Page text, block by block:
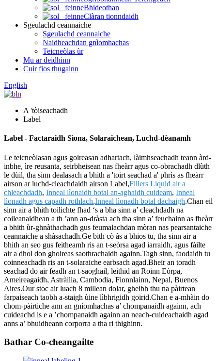
Bhideothan
Clàran tionndaidh
Sgeulachd ceannaiche
Sgeulachd ceannaiche
Naidheachdan gnìomhachas
Teicneòlas ùr
Mu ar deidhinn
Cuir fios thugainn
English
A 'tòiseachadh
Label
Label - Factaraidh Sìona, Solaraichean, Luchd-dèanamh
Le teicneòlasan agus goireasan adhartach, làimhseachadh teann àrd-
inbhe, ìre reusanta, seirbheisean nas fheàrr agus co-obrachadh dlùth
le dùil, tha sinn dealasach a bhith a 'toirt seachad a' phrìs as fheàrr
airson ar luchd-cleachdaidh airson Label,Fillers Liquid air a
chleachdadh, Inneal lìonaidh botal an-aghaidh cuideam, Inneal
lìonadh agus capadh rothlach,Inneal lìonadh botal dachaigh.Chan eil
sinn air a bhith toilichte fhad ‘s a bha sinn a’ cleachdadh na
coileanaidhean a th ’ann an-dràsta ach tha sinn a’ feuchainn as fheàrr
a bhith ùr-ghnàthachadh gus feumalachdan mòran nas pearsantaiche
ceannaiche a shàsachadh.Ge bith cò às a bhios tu, tha sinn air a
bhith an seo gus feitheamh ris an t-seòrsa agad iarraidh, agus fàilte
air a dhol don ghoireas saothrachaidh againn.Tagh sinn, faodaidh tu
coinneachadh ris an t-solaraiche earbsach agad.Bheir an toradh
seachad do air feadh an t-saoghail, leithid an Roinn Eòrpa,
Ameireagaidh, Astràilia, Cambodia, Fionnlainn, Nepal, Buenos
Aires.Our stoc air luach 8 millean dolar, gheibh thu na pàirtean
farpaiseach taobh a-staigh ùine lìbhrigidh goirid.Chan e a-mhàin do
chom-pàirtiche ann an gnìomhachas a’ chompanaidh againn, ach
cuideachd is e a ’chompanaidh againn an neach-cuideachaidh agad
anns a’ bhuidheann corporra a tha ri thighinn.
Bathar Co-cheangailte